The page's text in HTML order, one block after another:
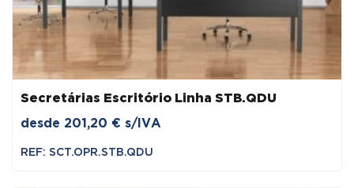
Secretárias Escritório Linha STB.QDU
desde 201,20 € s/IVA
REF: SCT.OPR.STB.QDU